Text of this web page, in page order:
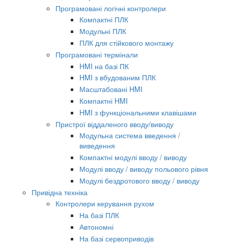
Програмовані логічні контролери
Компактні ПЛК
Модульні ПЛК
ПЛК для стійкового монтажу
Програмовані термінали
HMI на базі ПК
HMI з вбудованим ПЛК
Масштабовані HMI
Компактні HMI
HMI з функціональними клавішами
Пристрої віддаленого вводу/виводу
Модульна система введення /
виведення
Компактні модулі вводу / виводу
Модулі вводу / виводу польового рівня
Модулі бездротового вводу / виводу
Привідна техніка
Контролери керування рухом
На базі ПЛК
Автономні
На базі сервоприводів